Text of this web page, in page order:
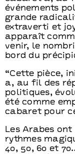
événements
grande
extraverti et
apparaît
venir, le
bord du
“Cette pièce,
a, au fil des
politiques,
été comme
cabaret pour
Les Arabes
rythmes
40, 50, 60 et